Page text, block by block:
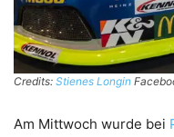
Credits: Stienes Longin
Am Mittwoch wurde bei